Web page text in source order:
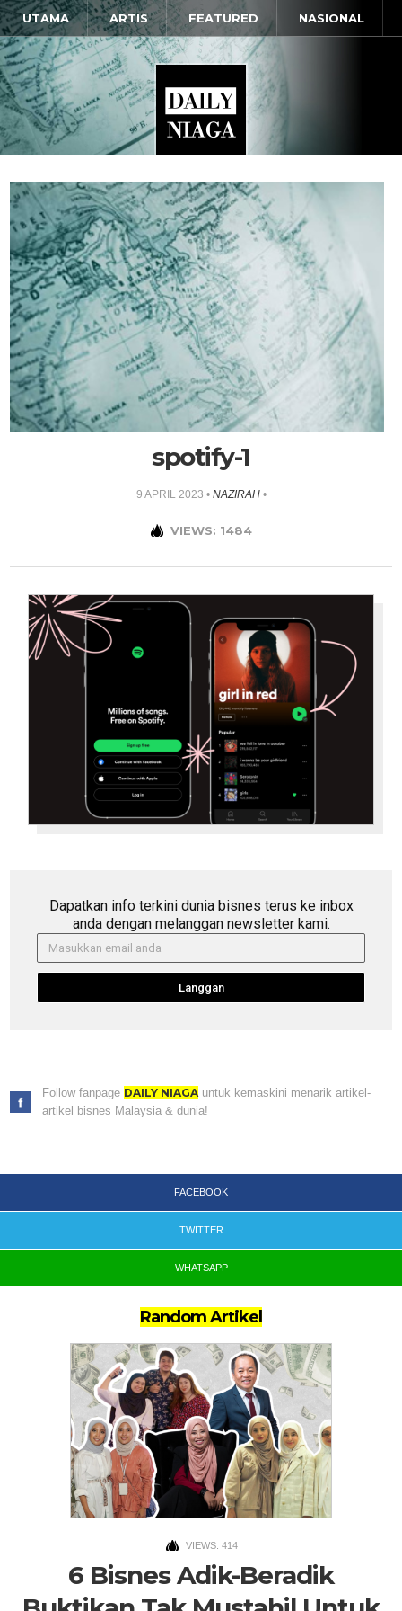
UTAMA ARTIS FEATURED NASIONAL
spotify-1
9 APRIL 2023 • NAZIRAH•
VIEWS: 1484
Dapatkan info terkini dunia bisnes terus ke inbox
anda dengan melanggan newsletter kami.
Langgan
Follow fanpage DAILY NIAGAuntuk kemaskini menarik artikel-
artikel bisnes Malaysia & dunia!
FACEBOOK
TWITTER
WHATSAPP
Random Artikel
VIEWS: 414
6 Bisnes Adik-Beradik